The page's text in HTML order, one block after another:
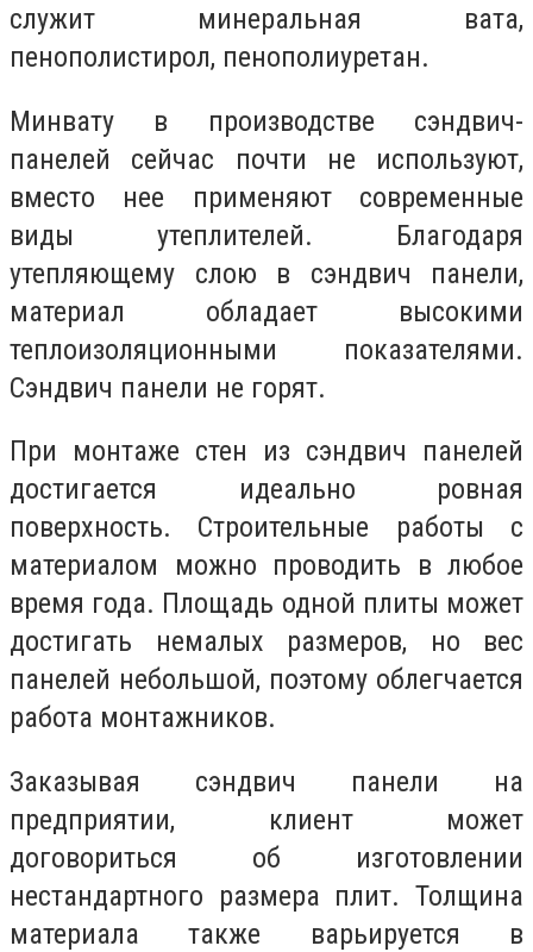
служит минеральная вата,
пенополистирол, пенополиуретан.
Минвату в производстве сэндвич-
панелей сейчас почти не используют,
вместо нее применяют современные
виды утеплителей. Благодаря
утепляющему слою в сэндвич панели,
материал обладает высокими
теплоизоляционными показателями.
Сэндвич панели не горят.
При монтаже стен из сэндвич панелей
достигается идеально ровная
поверхность. Строительные работы с
материалом можно проводить в любое
время года. Площадь одной плиты может
достигать немалых размеров, но вес
панелей небольшой, поэтому облегчается
работа монтажников.
Заказывая сэндвич панели на
предприятии, клиент может
договориться об изготовлении
нестандартного размера плит. Толщина
материала также варьируется в